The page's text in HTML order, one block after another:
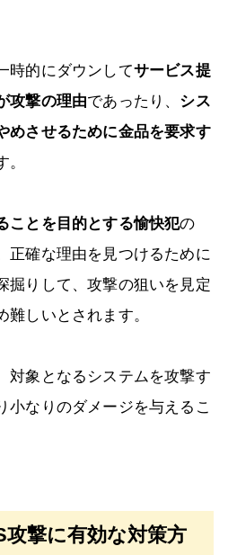
時的にダウンしてサービス提
攻撃の理由であったり、 シス
めさせるために金品を要求す
。
ことを目的とする愉快犯の
正確な理由を見つけるために
掘りして、攻撃の狙いを見定
しいとされます。
対象となるシステムを攻撃す
小なりのダメージを与えるこ
撃に有効な対策方